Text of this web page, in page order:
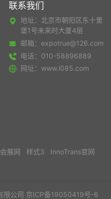
联系我们
地址：北京市朝阳区东十里
堡1号未来时大厦4层
邮箱：expotrue@126.com
电话：010-58896889
网址：www.l085.com
展网 样式3
InnoTrans官网
限公司 京ICP备19050419号-6